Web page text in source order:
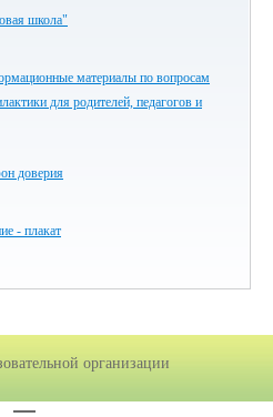
школа"
материалы по вопросам
для родителей, педагогов и
доверия
- плакат
организации